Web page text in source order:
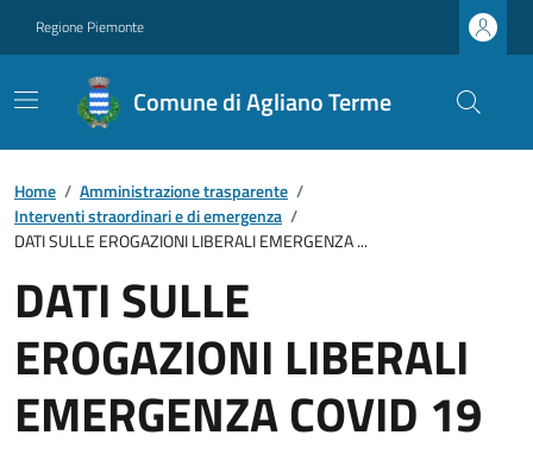
Regione Piemonte
Comune di Agliano Terme
Home / Amministrazione trasparente /
Interventi straordinari e di emergenza /
DATI SULLE EROGAZIONI LIBERALI EMERGENZA ...
DATI SULLE
EROGAZIONI LIBERALI
EMERGENZA COVID 19